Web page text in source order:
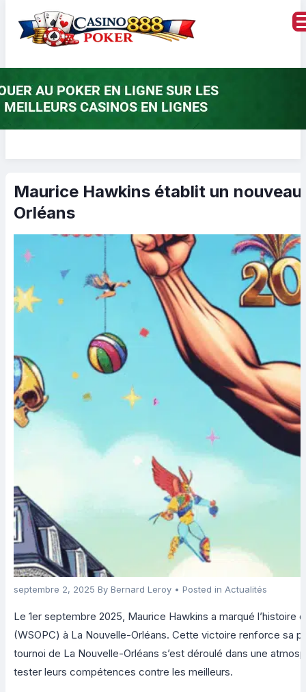
Maurice Hawkins établit un
Orléans
septembre 2, 2025 By Bernard Leroy • Posted in Actualités
Le 1er septembre 2025, Maurice Hawkins a marqué
(WSOPC) à La Nouvelle-Orléans. Cette victoire renforce sa
tournoi de La Nouvelle-Orléans s’est déroulé dans une
tester leurs compétences contre les meilleurs.